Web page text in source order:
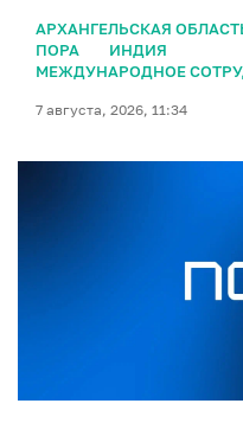
АРХАНГЕЛЬСКАЯ
ПОРА
ИНДИЯ
МЕЖДУНАРОДНОЕ
7 августа, 2026, 11:34